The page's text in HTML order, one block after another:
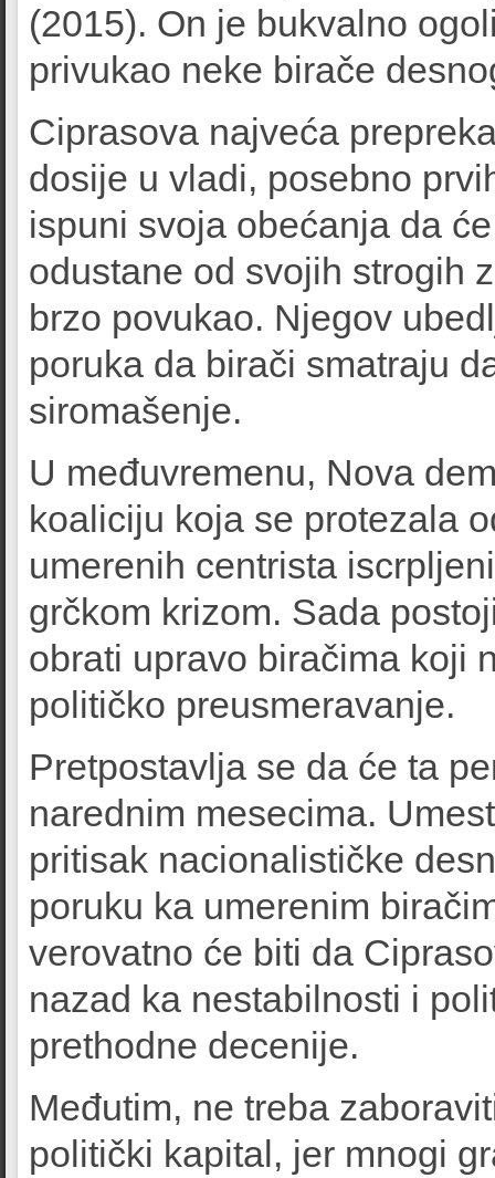
(2015). On je bukvalno
privukao neke birače
Ciprasova najveća
dosije u vladi, posebno
ispuni svoja obećanja da
odustane od svojih strogih
brzo povukao. Njegov
poruka da birači smatraju
siromašenje.
U međuvremenu, Nova
koaliciju koja se protezala
umerenih centrista
grčkom krizom. Sada
obrati upravo biračima koji
političko preusmeravanje.
Pretpostavlja se da će ta
narednim mesecima.
pritisak nacionalističke
poruku ka umerenim
verovatno će biti da
nazad ka nestabilnosti i
prethodne decenije.
Međutim, ne treba
politički kapital, jer mnogi